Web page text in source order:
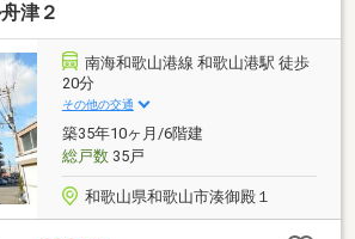
津２
南海和歌山港線 和歌山港駅 徒歩
20分
その他の交通
築35年10ヶ月/6階建
総戸数35戸
和歌山県和歌山市湊御殿１